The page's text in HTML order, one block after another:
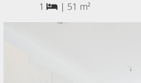
1 | 51 m²